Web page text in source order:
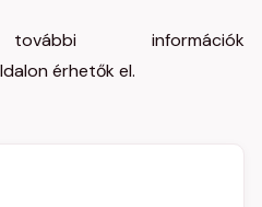
információk
érhetők el.